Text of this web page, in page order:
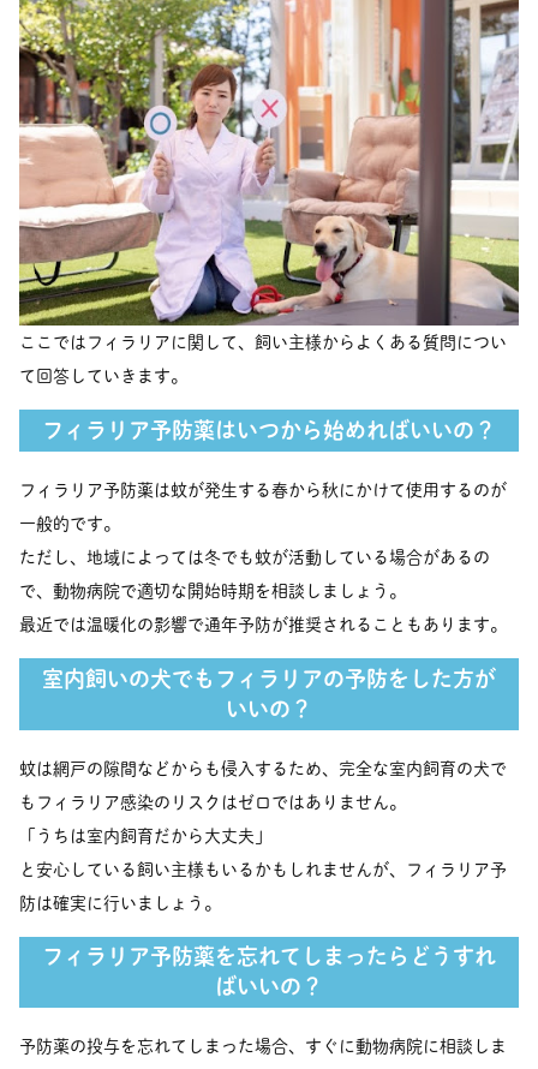
ここではフィラリアに関して、飼い主様からよくある質問につい
て回答していきます。
フィラリア予防薬はいつから始めればいいの？
フィラリア予防薬は蚊が発生する春から秋にかけて使用するのが
一般的です。
ただし、地域によっては冬でも蚊が活動している場合があるの
で、動物病院で適切な開始時期を相談しましょう。
最近では温暖化の影響で通年予防が推奨されることもあります。
室内飼いの犬でもフィラリアの予防をした方が
いいの？
蚊は網戸の隙間などからも侵入するため、完全な室内飼育の犬で
もフィラリア感染のリスクはゼロではありません。
「うちは室内飼育だから大丈夫」
と安心している飼い主様もいるかもしれませんが、フィラリア予
防は確実に行いましょう。
フィラリア予防薬を忘れてしまったらどうすれ
ばいいの？
予防薬の投与を忘れてしまった場合、すぐに動物病院に相談しま